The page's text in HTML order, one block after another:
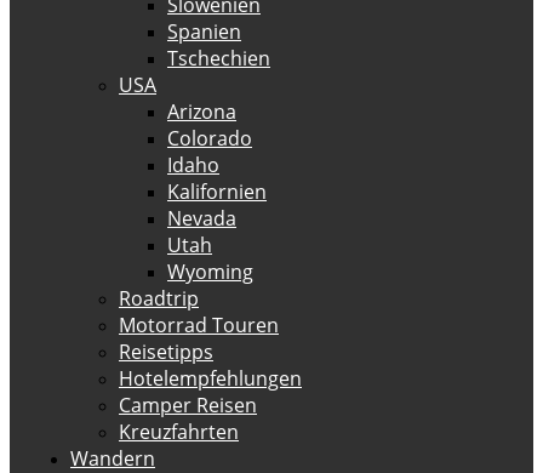
Spanien
Tschechien
USA
Arizona
Colorado
Idaho
Kalifornien
Nevada
Utah
Wyoming
Roadtrip
Motorrad Touren
Reisetipps
Hotelempfehlungen
Camper Reisen
Kreuzfahrten
Wandern